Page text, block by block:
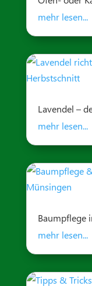
mehr lesen...
Lavendel –
mehr lesen...
Baumpflege
mehr lesen...